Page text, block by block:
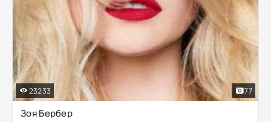
Зоя Бербер
23233 77